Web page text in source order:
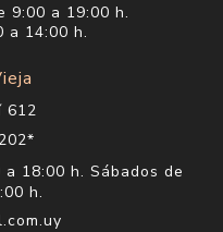
9:00 a 19:00 h.
a 14:00 h.
612
18:00 h. Sábados de
h.